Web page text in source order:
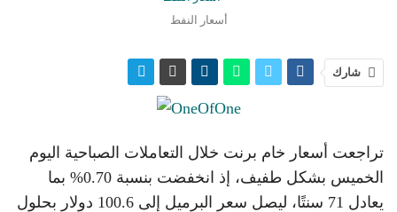
أسعار النفط
شارك
تراجعت أسعار خام برنت خلال التعاملات الصباحية اليوم
الخميس بشكل طفيف، إذ انخفضت بنسبة 0.70% بما
يعادل 71 سنتًا، ليصل سعر البرميل إلى 100.6 دولار بحلول